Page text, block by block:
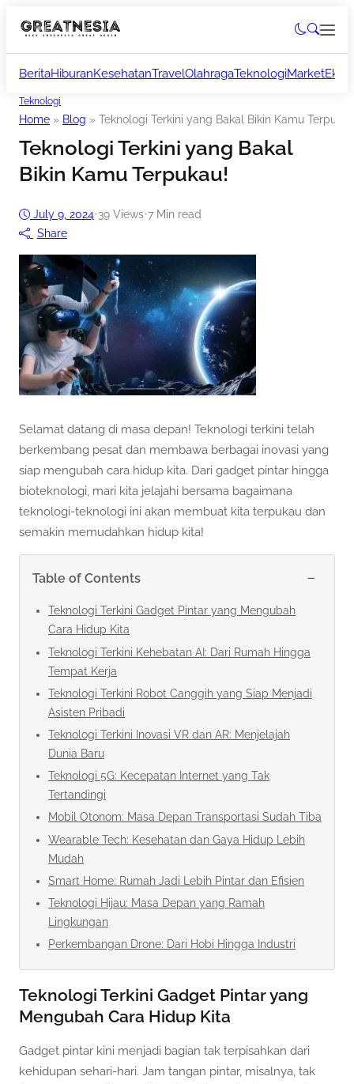
BeritaHiburanKesehatanTravelOlahragaTeknologiMarket
Teknologi
Home » Blog » Teknologi Terkini yang Bakal Bikin Kamu
Teknologi Terkini yang Bakal
Bikin Kamu Terpukau!
July 9, 2024•39 Views•7 Min read
Share
Selamat datang di masa depan! Teknologi terkini telah
berkembang pesat dan membawa berbagai inovasi yang
siap mengubah cara hidup kita. Dari gadget pintar hingga
bioteknologi, mari kita jelajahi bersama bagaimana
teknologi-teknologi ini akan membuat kita terpukau dan
semakin memudahkan hidup kita!
Table of Contents −
Teknologi Terkini Gadget Pintar yang Mengubah
Cara Hidup Kita
Teknologi Terkini Kehebatan AI: Dari Rumah Hingga
Tempat Kerja
Teknologi Terkini Robot Canggih yang Siap Menjadi
Asisten Pribadi
Teknologi Terkini Inovasi VR dan AR: Menjelajah
Dunia Baru
Teknologi 5G: Kecepatan Internet yang Tak
Tertandingi
Mobil Otonom: Masa Depan Transportasi Sudah Tiba
Wearable Tech: Kesehatan dan Gaya Hidup Lebih
Mudah
Smart Home: Rumah Jadi Lebih Pintar dan Efisien
Teknologi Hijau: Masa Depan yang Ramah
Lingkungan
Perkembangan Drone: Dari Hobi Hingga Industri
Teknologi Terkini Gadget Pintar yang
Mengubah Cara Hidup Kita
Gadget pintar kini menjadi bagian tak terpisahkan dari
kehidupan sehari-hari. Jam tangan pintar, misalnya, tak